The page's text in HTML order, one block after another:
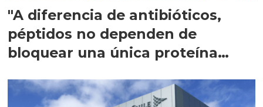
"A diferencia de antibióticos,
péptidos no dependen de
bloquear una única proteína